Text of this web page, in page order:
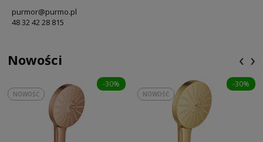
purmor@purmo.pl
48 32 42 28 815
Nowości
-30%
NOWOŚĆ
-30%
NOWOŚĆ
‹ ›